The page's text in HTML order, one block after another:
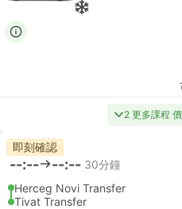
2 更多課程
即刻確認
--:-- --:-- 30分鐘
Herceg Novi Transfer
Tivat Transfer